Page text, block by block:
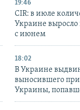
19:46
CIR: в июле
Украине выросло
с июнем
18:02
В Украине
выносившего
Украины,